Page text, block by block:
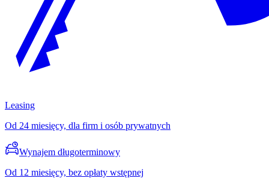
Leasing
Od 24 miesięcy, dla firm i osób prywatnych
Wynajem długoterminowy
Od 12 miesięcy, bez opłaty wstępnej